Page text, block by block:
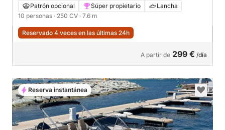
Patrón opcional Súper propietario
Lancha
10 personas · 250 CV · 7.6 m
Reservado 4 veces en las últimas 24h
A partir de 299 € /día
Reserva instantánea